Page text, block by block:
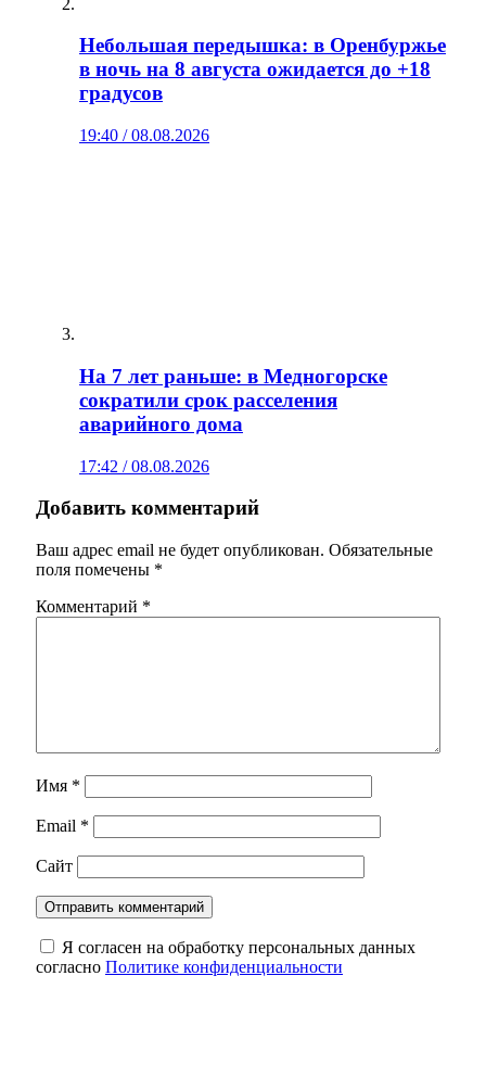
Небольшая передышка: в Оренбуржье
в ночь на 8 августа ожидается до +18
градусов
19:40 / 08.08.2026
На 7 лет раньше: в Медногорске
сократили срок расселения
аварийного дома
17:42 / 08.08.2026
Добавить комментарий
Ваш адрес email не будет опубликован. Обязательные
поля помечены *
Комментарий *
Имя *
Email *
Сайт
Я согласен на обработку персональных данных
согласно Политике конфиденциальности